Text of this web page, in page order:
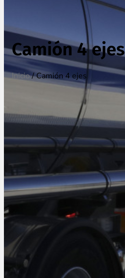
Camión 4 ejes
Inicio/ Camión 4 ejes